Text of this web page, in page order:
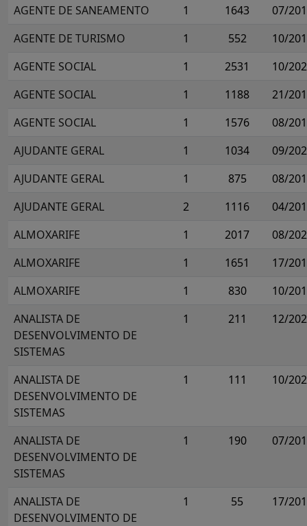
AGENTE DE SANEAMENTO 1 1643
07/
AGENTE DE TURISMO
1 552
10/
AGENTE SOCIAL
1 2531
10/
AGENTE SOCIAL
1 1188
21/
AGENTE SOCIAL
1 1576
08/
AJUDANTE GERAL
1 1034
09/
AJUDANTE GERAL
1 875
08/
AJUDANTE GERAL
2 1116
04/
ALMOXARIFE
1 2017
08/
ALMOXARIFE
1 1651
17/
ALMOXARIFE
1 830
10/
ANALISTA DE
DESENVOLVIMENTO DE
SISTEMAS
1 211 12/
ANALISTA DE
DESENVOLVIMENTO DE
SISTEMAS
1 111 10/
ANALISTA DE
DESENVOLVIMENTO DE
SISTEMAS
1 190 07/
ANALISTA DE
DESENVOLVIMENTO DE
1 55 17/